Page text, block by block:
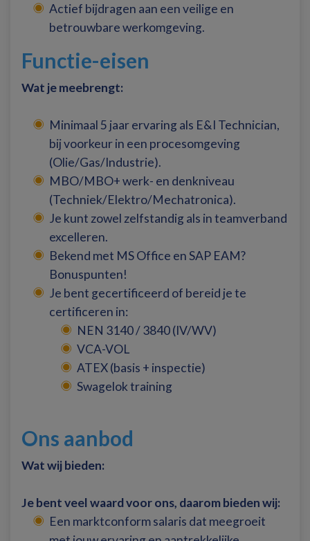
Actief bijdragen aan een veilige en
betrouwbare werkomgeving.
Functie-eisen
Wat je meebrengt:
Minimaal 5 jaar ervaring als E&I Technician,
bij voorkeur in een procesomgeving
(Olie/Gas/Industrie).
MBO/MBO+ werk- en denkniveau
(Techniek/Elektro/Mechatronica).
Je kunt zowel zelfstandig als in teamverband
excelleren.
Bekend met MS Office en SAP EAM?
Bonuspunten!
Je bent gecertificeerd of bereid je te
certificeren in:
NEN 3140 / 3840 (IV/WV)
VCA-VOL
ATEX (basis + inspectie)
Swagelok training
Ons aanbod
Wat wij bieden:
Je bent veel waard voor ons, daarom bieden wij:
Een marktconform salaris dat meegroeit